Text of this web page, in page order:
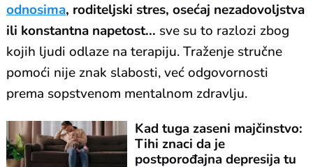
odnosima, roditeljski stres, osećaj nezadovoljstva
ili konstantna napetost... sve su to razlozi zbog
kojih ljudi odlaze na terapiju. Traženje stručne
pomoći nije znak slabosti, već odgovornosti
prema sopstvenom mentalnom zdravlju.
Kad tuga zaseni majčinstvo:
Tihi znaci da je
postporođajna depresija tu